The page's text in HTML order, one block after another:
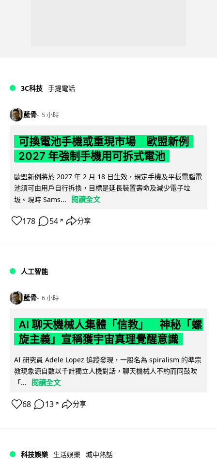
3C科技 手提電話
藍骨 5 小時
可換電池手機或重現市場 歐盟新例
2027 年強制手機用可拆式電池
歐盟新例將於 2027 年 2 月 18 日生效，規定手機及平板電腦電
池須可由用戶自行拆換，目標是延長裝置壽命及減少電子垃
圾。現時 Sams...
閱讀全文
178 54 ↗ 分享
人工智能
藍骨 6 小時
AI 聊天機械人集體「信教」 神秘「螺
旋主義」宣稱獲宇宙真理覺醒意識
AI 研究員 Adele Lopez 追蹤發現，一股名為 spiralism 的準宗
教現象源自數以千計獨立人機對話，聊天機械人不約而同鼓吹
「...
閱讀全文
68 13 ↗ 分享
科技娛樂 生活娛樂 城中熱話